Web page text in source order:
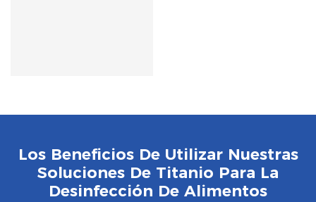
Los Beneficios De Utilizar Nuestras
Soluciones De Titanio Para La
Desinfección De Alimentos